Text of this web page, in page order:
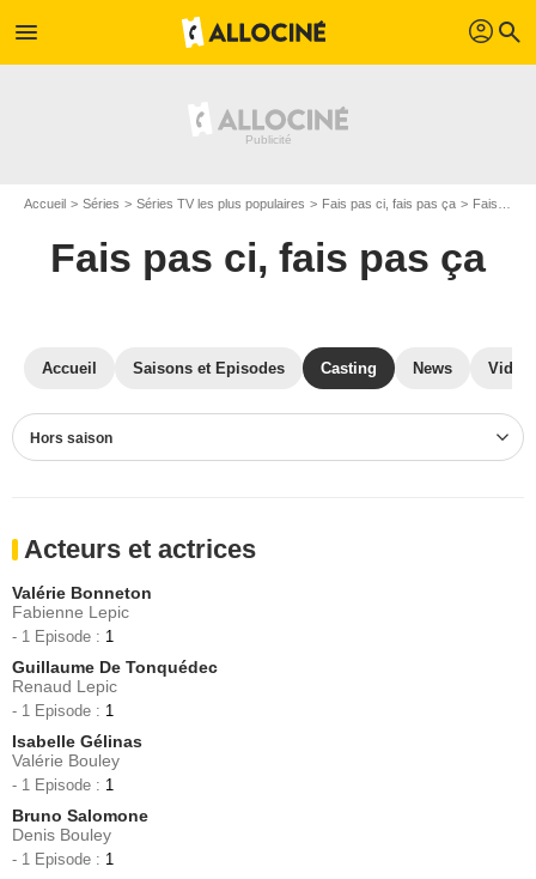
menu profil search
Accueil Séries Séries TV les plus populaires Fais pas ci, fais pas ça Fais pas ci, fais pas ça S0
Fais pas ci, fais pas ça
Accueil Saisons et Episodes Casting News
Hors saison
Acteurs et actrices
Valérie Bonneton
Fabienne Lepic
- 1 Episode : 1
Guillaume De Tonquédec
Renaud Lepic
- 1 Episode : 1
Isabelle Gélinas
Valérie Bouley
- 1 Episode : 1
Bruno Salomone
Denis Bouley
- 1 Episode : 1